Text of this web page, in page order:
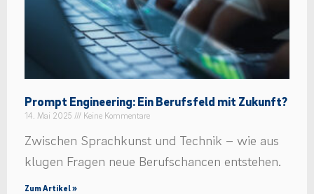
Prompt Engineering: Ein Berufsfeld mit Zukunft?
14. Mai 2025 Keine Kommentare
Zwischen Sprachkunst und Technik – wie aus
klugen Fragen neue Berufschancen entstehen.
Zum Artikel »